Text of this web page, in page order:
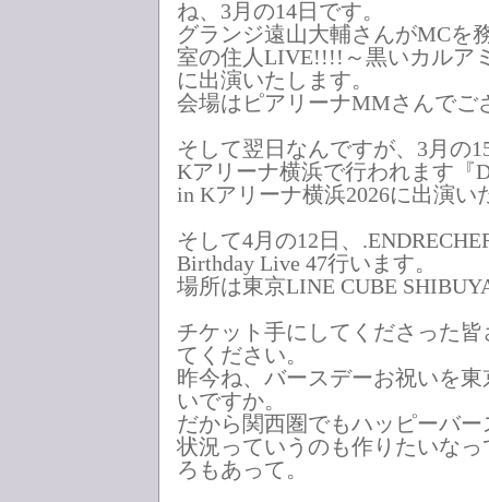
ね、3月の14日です。
グランジ遠山大輔さんがMCを
室の住人LIVE!!!!～黒いカルア
に出演いたします。
会場はピアリーナMMさんでご
そして翌日なんですが、3月の
Kアリーナ横浜で行われます『
in Kアリーナ横浜2026に出演い
そして4月の12日、
Birthday Live 47行います。
場所は東京LINE CUBE
チケット手にしてくださった
てください。
昨今ね、バースデーお祝いを
いですか。
だから関西圏でもハッピーバ
状況っていうのも作りたいな
ろもあって。